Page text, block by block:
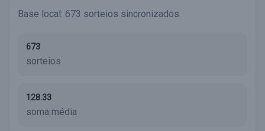
Base local: 673 sorteios sincronizados.
673
sorteios
128.33
soma média